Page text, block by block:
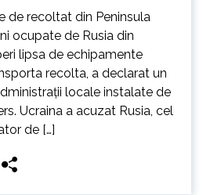
de recoltat din Peninsula
ocupate de Rusia din
lipsa de echipamente
recolta, a declarat un
locale instalate de
Ucraina a acuzat Rusia, cel
de […]